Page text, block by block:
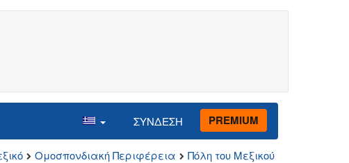
ΣΥΝΔΕΣΗ PREMIUM
Ομοσπονδιακή Περιφέρεια Πόλη του Μεξικού